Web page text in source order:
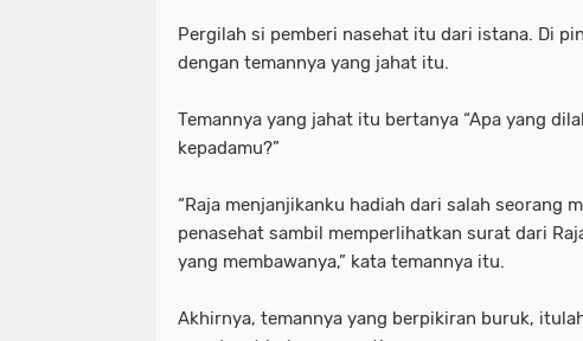
Pergilah si pemberi nasehat itu dari istana. Di
dengan temannya yang jahat itu.
Temannya yang jahat itu bertanya “Apa yang
kepadamu?”
“Raja menjanjikanku hadiah dari salah seorang
penasehat sambil memperlihatkan surat dari
yang membawanya,” kata temannya itu.
Akhirnya, temannya yang berpikiran buruk,